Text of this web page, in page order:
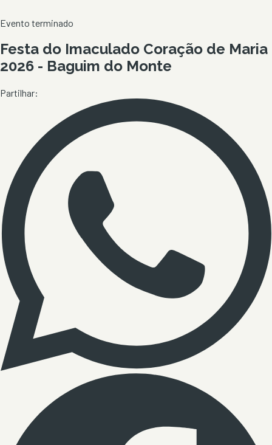
Evento terminado
Festa do Imaculado Coração de Maria
2026 - Baguim do Monte
Partilhar: